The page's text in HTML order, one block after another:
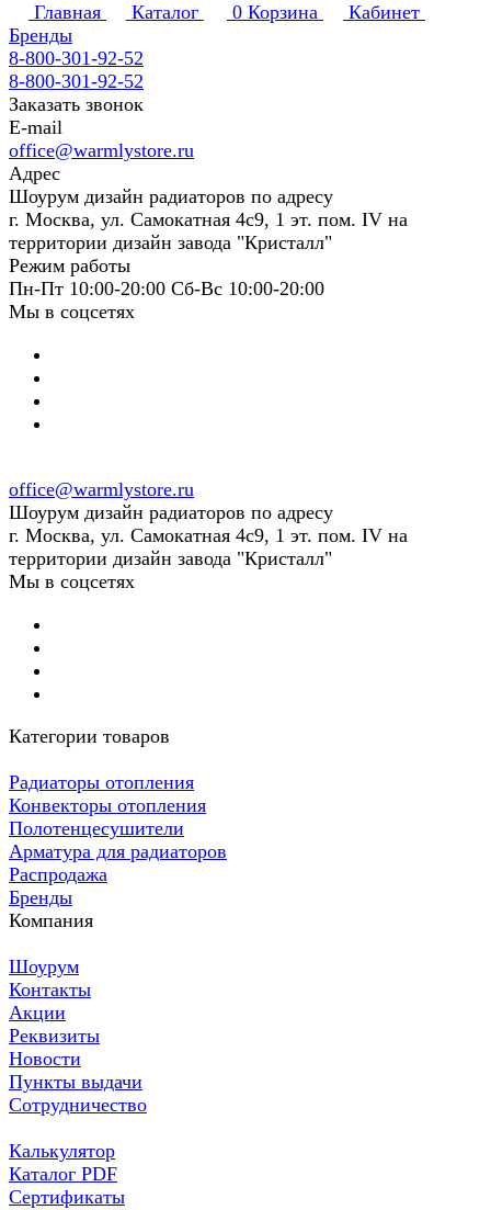
Главная
Каталог 0 Корзина
Кабинет
Бренды
8-800-301-92-52
8-800-301-92-52
Заказать звонок
E-mail
office@warmlystore.ru
Адрес
Шоурум дизайн радиаторов по адресу
г. Москва, ул. Самокатная 4с9, 1 эт. пом. IV на
территории дизайн завода "Кристалл"
Режим работы
Пн-Пт 10:00-20:00 Сб-Вс 10:00-20:00
Мы в соцсетях
office@warmlystore.ru
Шоурум дизайн радиаторов по адресу
г. Москва, ул. Самокатная 4с9, 1 эт. пом. IV на
территории дизайн завода "Кристалл"
Мы в соцсетях
Категории товаров
Радиаторы отопления
Конвекторы отопления
Полотенцесушители
Арматура для радиаторов
Распродажа
Бренды
Компания
Шоурум
Контакты
Акции
Реквизиты
Новости
Пункты выдачи
Сотрудничество
Калькулятор
Каталог PDF
Сертификаты